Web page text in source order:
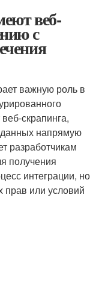
веб-
с
важную роль в
скрапинга,
данных напрямую
разработчикам
получения
интеграции, но
прав или условий